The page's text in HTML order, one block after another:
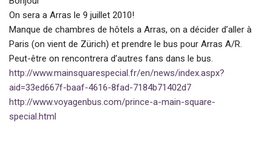
On sera a Arras le 9 juillet 2010!
Manque de chambres de hôtels a Arras, on a décider d’aller à
Paris (on vient de Zürich) et prendre le bus pour Arras A/R.
Peut-être on rencontrera d’autres fans dans le bus.
http://www.mainsquarespecial.fr/en/news/index.aspx?
aid=33ed667f-baaf-4616-8fad-7184b71402d7
http://www.voyagenbus.com/prince-a-main-square-
special.html